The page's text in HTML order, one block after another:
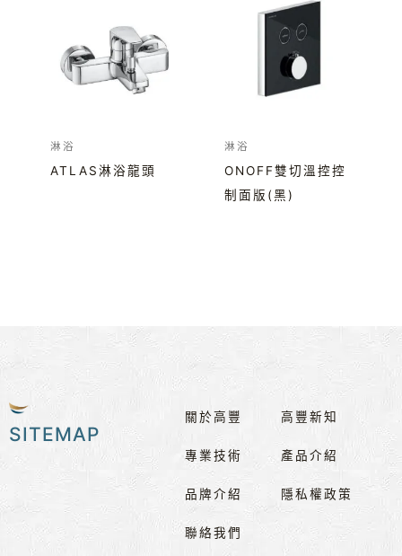
淋浴
ATLAS淋浴龍頭
淋浴
ONOFF雙切溫控控
制面版(黑)
SITEMAP
關於高豐
專業技術
品牌介紹
聯絡我們
高豐新知
產品介紹
隱私權政策